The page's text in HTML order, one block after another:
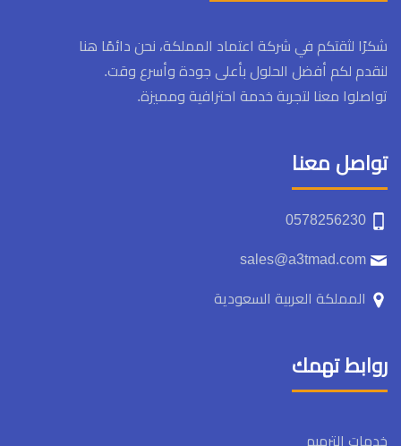
شكرًا لثقتكم في شركة اعتماد المملكة، نحن دائمًا هنا
لنقدم لكم أفضل الحلول بأعلى جودة وأسرع وقت.
تواصلوا معنا لتجربة خدمة احترافية ومميزة.
تواصل معنا
المملكة العربية السعودية
روابط تهمك
خدمات الترميم